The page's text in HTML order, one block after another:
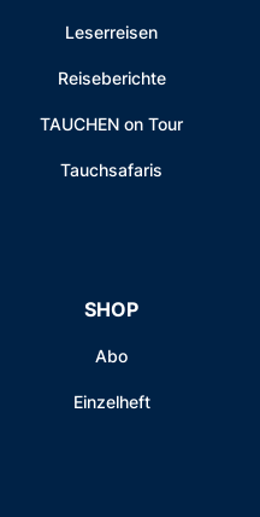
Leserreisen
Reiseberichte
TAUCHEN on Tour
Tauchsafaris
SHOP
Abo
Einzelheft